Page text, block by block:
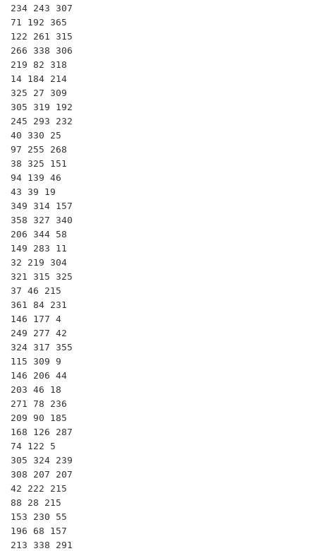
234 243 307
71 192 365
122 261 315
266 338 306
219 82 318
14 184 214
325 27 309
305 319 192
245 293 232
40 330 25
97 255 268
38 325 151
94 139 46
43 39 19
349 314 157
358 327 340
206 344 58
149 283 11
32 219 304
321 315 325
37 46 215
361 84 231
146 177 4
249 277 42
324 317 355
115 309 9
146 206 44
203 46 18
271 78 236
209 90 185
168 126 287
74 122 5
305 324 239
308 207 207
42 222 215
88 28 215
153 230 55
196 68 157
213 338 291